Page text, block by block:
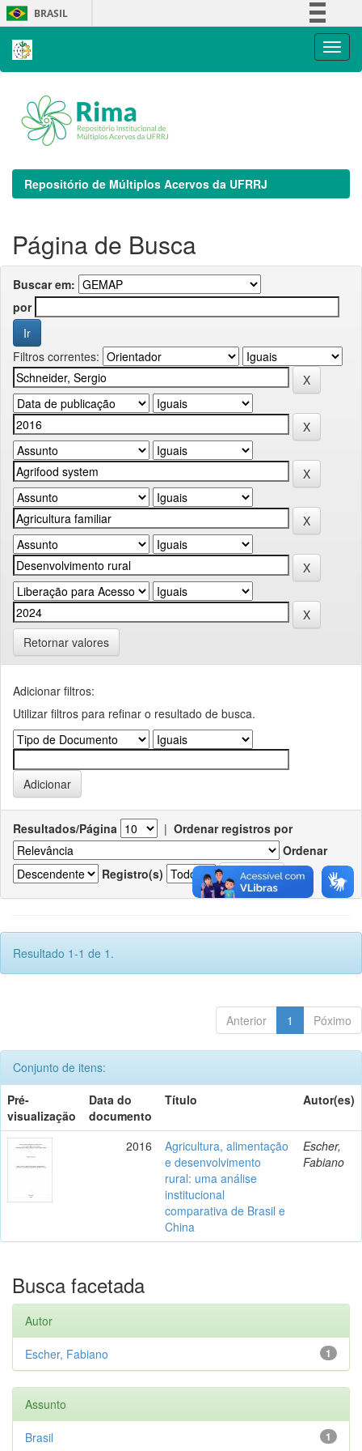
Skip
navigation
BRASIL
Repositório de Múltiplos Acervos da UFRRJ
Página de Busca
Buscar em:
por
Filtros correntes:
Retornar valores
Adicionar filtros:
Utilizar filtros para refinar o resultado de busca.
Resultados/Página | Ordenar registros por
Ordenar
Registro(s)
Resultado 1-1 de 1.
Anterior 1 Póximo
Conjunto de itens:
Pré-
visualização
Data do
documento
Título Autor(es)
2016
Agricultura, alimentação
e desenvolvimento
rural: uma análise
institucional
comparativa de Brasil e
China
Escher,
Fabiano
Busca facetada
Autor
1
Escher, Fabiano
Assunto
1
Brasil